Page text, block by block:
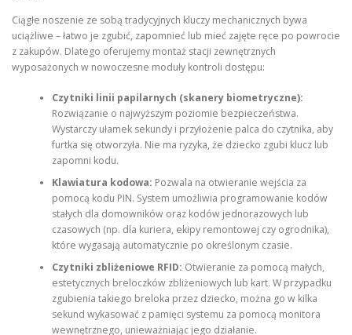
Ciągłe noszenie ze sobą tradycyjnych kluczy mechanicznych bywa
uciążliwe – łatwo je zgubić, zapomnieć lub mieć zajęte ręce po powrocie
z zakupów. Dlatego oferujemy montaż stacji zewnętrznych
wyposażonych w nowoczesne moduły kontroli dostępu:
Czytniki linii papilarnych (skanery biometryczne):
Rozwiązanie o najwyższym poziomie bezpieczeństwa.
Wystarczy ułamek sekundy i przyłożenie palca do czytnika, aby
furtka się otworzyła. Nie ma ryzyka, że dziecko zgubi klucz lub
zapomni kodu.
Klawiatura kodowa: Pozwala na otwieranie wejścia za
pomocą kodu PIN. System umożliwia programowanie kodów
stałych dla domowników oraz kodów jednorazowych lub
czasowych (np. dla kuriera, ekipy remontowej czy ogrodnika),
które wygasają automatycznie po określonym czasie.
Czytniki zbliżeniowe RFID: Otwieranie za pomocą małych,
estetycznych breloczków zbliżeniowych lub kart. W przypadku
zgubienia takiego breloka przez dziecko, można go w kilka
sekund wykasować z pamięci systemu za pomocą monitora
wewnętrznego, unieważniając jego działanie.